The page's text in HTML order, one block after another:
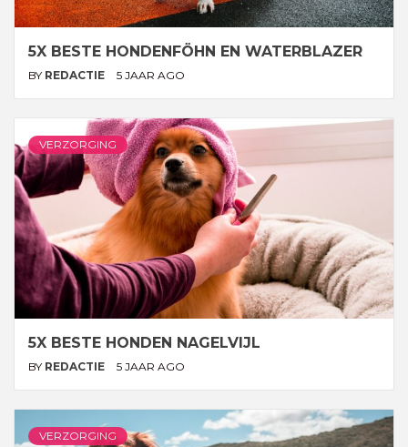
5X BESTE HONDENFÖHN EN WATERBLAZER
BY REDACTIE 5 JAAR AGO
VERZORGING
5X BESTE HONDEN NAGELVIJL
BY REDACTIE 5 JAAR AGO
VERZORGING